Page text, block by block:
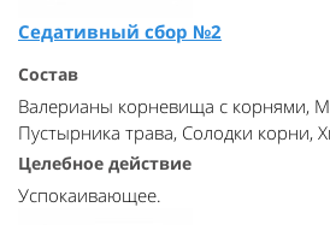
Седативный сбор №2
Состав
Валерианы корневища с корнями,
Пустырника трава, Солодки корни,
Целебное действие
Успокаивающее.